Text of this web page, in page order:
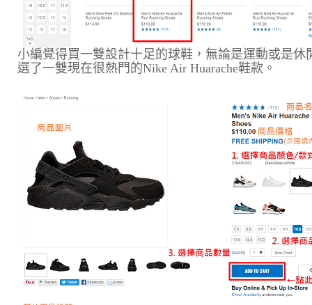
小編覺得買一雙設計十足的球鞋，無論是運動或是休
選了一雙現在很熱門的Nike Air Huarache鞋款。